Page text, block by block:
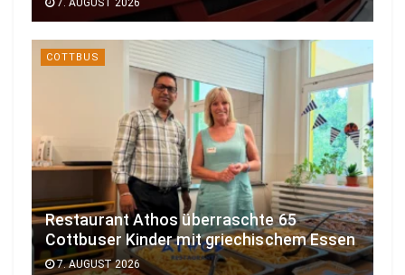
7. AUGUST 2026
COTTBUS
Restaurant Athos überraschte 65
Cottbuser Kinder mit griechischem Essen
7. AUGUST 2026